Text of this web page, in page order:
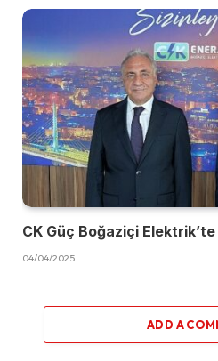
CK Güç Boğaziçi
04/04/2025
ADD A